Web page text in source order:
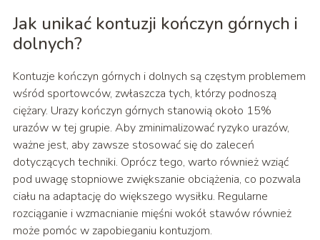
Jak unikać kontuzji kończyn górnych i
dolnych?
Kontuzje kończyn górnych i dolnych są częstym problemem
wśród sportowców, zwłaszcza tych, którzy podnoszą
ciężary. Urazy kończyn górnych stanowią około 15%
urazów w tej grupie. Aby zminimalizować ryzyko urazów,
ważne jest, aby zawsze stosować się do zaleceń
dotyczących techniki. Oprócz tego, warto również wziąć
pod uwagę stopniowe zwiększanie obciążenia, co pozwala
ciału na adaptację do większego wysiłku. Regularne
rozciąganie i wzmacnianie mięśni wokół stawów również
może pomóc w zapobieganiu kontuzjom.